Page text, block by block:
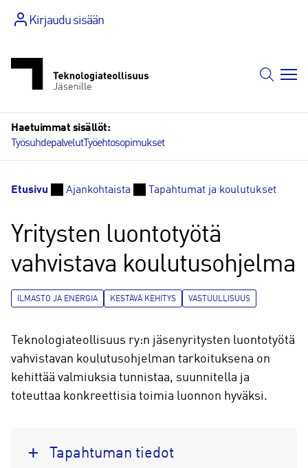
sisältöönKirjaudu sisään
Haetuimmat sisällöt:
TyösuhdepalvelutTyöehtosopimukset
Etusivu Ajankohtaista Tapahtumat ja koulutukset
Yritysten luontotyötä
vahvistava koulutusohjelma
ILMASTO JA ENERGIA KESTÄVÄ KEHITYS VASTUULLISUUS
Teknologiateollisuus ry:n jäsenyritysten luontotyötä
vahvistavan koulutusohjelman tarkoituksena on
kehittää valmiuksia tunnistaa, suunnitella ja
toteuttaa konkreettisia toimia luonnon hyväksi.
Tapahtuman tiedot